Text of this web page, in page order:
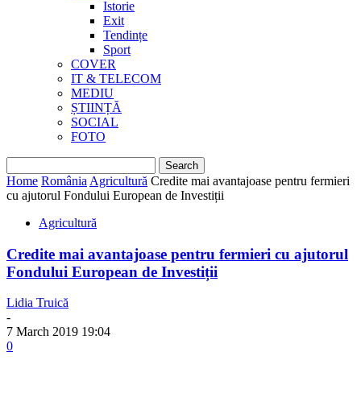
Istorie
Exit
Tendințe
Sport
COVER
IT & TELECOM
MEDIU
ȘTIINȚĂ
SOCIAL
FOTO
Home România Agricultură Credite mai avantajoase pentru fermieri
cu ajutorul Fondului European de Investiții
Agricultură
Credite mai avantajoase pentru fermieri cu ajutorul
Fondului European de Investiții
Lidia Truică
-
7 March 2019 19:04
0